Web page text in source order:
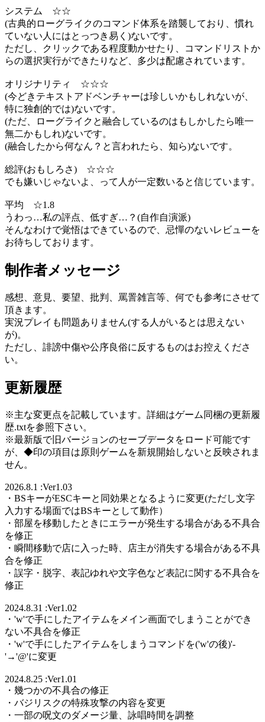
システム ☆☆
(古典的ローグライクのコマンド体系を踏襲しており、慣れ
ていない人にはとっつき易く)ないです。
ただし、クリックである程度動かせたり、コマンドリストか
らの選択実行ができたりなど、多少は配慮されています。
オリジナリティ ☆☆☆
(今どきテキストアドベンチャーは珍しいかもしれないが、
特に独創的では)ないです。
(ただ、ローグライクと融合しているのはもしかしたら唯一
無二かもしれ)ないです。
(融合したから何なん？と言われたら、知ら)ないです。
総評(おもしろさ) ☆☆☆
でも嫌いじゃないよ、って人が一定数いると信じています。
平均 ☆1.8
うわっ…私の評点、低すぎ…？(自作自演派)
そんなわけで覚悟はできているので、忌憚のないレビューを
お待ちしております。
制作者メッセージ
感想、意見、要望、批判、罵詈雑言等、何でも参考にさせて
頂きます。
実況プレイも問題ありません(する人がいるとは思えない
が)。
ただし、誹謗中傷や公序良俗に反するものはお控えくださ
い。
更新履歴
※主な変更点を記載しています。詳細はゲーム同梱の更新履
歴.txtを参照下さい。
※最新版で旧バージョンのセーブデータをロード可能です
が、◆印の項目は原則ゲームを新規開始しないと反映されま
せん。
2026.8.1 :Ver1.03
・BSキーがESCキーと同効果となるように変更(ただし文字
入力する場面ではBSキーとして動作）
・部屋を移動したときにエラーが発生する場合がある不具合
を修正
・瞬間移動で店に入った時、店主が消失する場合がある不具
合を修正
・誤字・脱字、表記ゆれや文字色など表記に関する不具合を
修正
2024.8.31 :Ver1.02
・'w'で手にしたアイテムをメイン画面でしまうことができ
ない不具合を修正
・'w'で手にしたアイテムをしまうコマンドを('w'の後)'-
'→'@'に変更
2024.8.25 :Ver1.01
・幾つかの不具合の修正
・バジリスクの特殊攻撃の内容を変更
・一部の呪文のダメージ量、詠唱時間を調整